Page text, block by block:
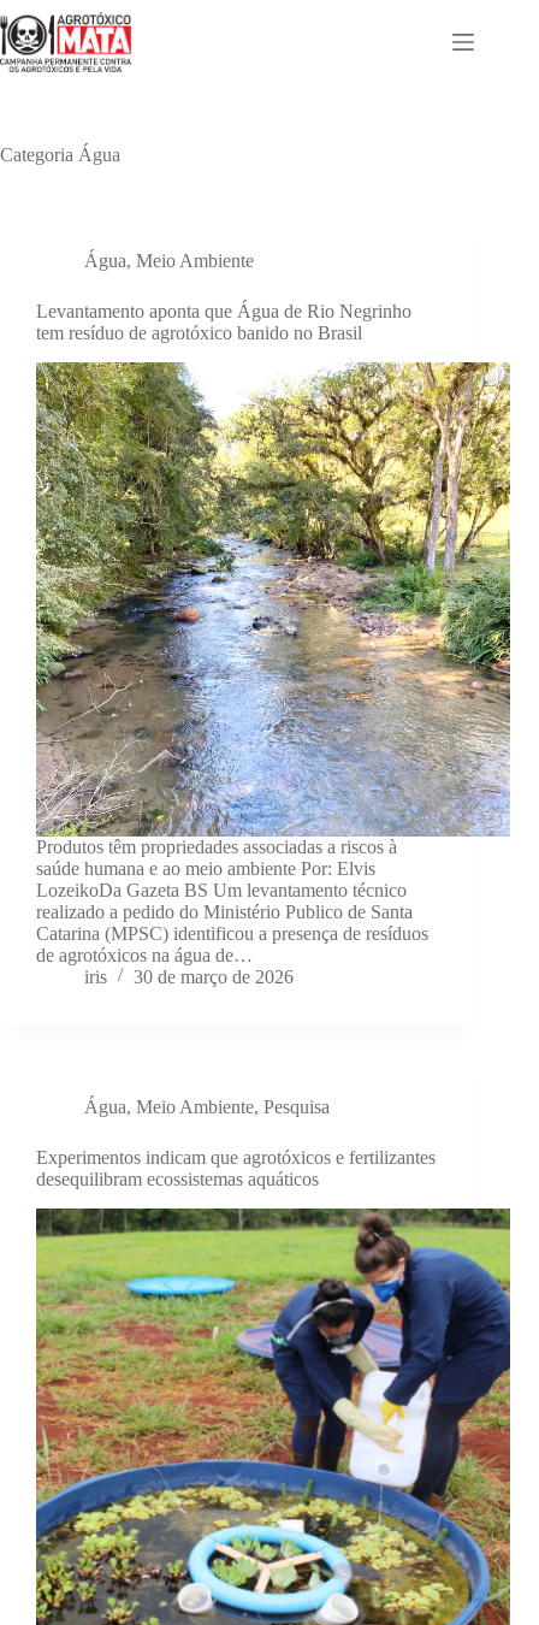
para
o
conteúdo
Categoria Água
Água, Meio Ambiente
Levantamento aponta que Água de Rio Negrinho
tem resíduo de agrotóxico banido no Brasil
Produtos têm propriedades associadas a riscos à
saúde humana e ao meio ambiente Por: Elvis
LozeikoDa Gazeta BS Um levantamento técnico
realizado a pedido do Ministério Publico de Santa
Catarina (MPSC) identificou a presença de resíduos
de agrotóxicos na água de…
iris
30 de março de 2026
Água, Meio Ambiente, Pesquisa
Experimentos indicam que agrotóxicos e fertilizantes
desequilibram ecossistemas aquáticos